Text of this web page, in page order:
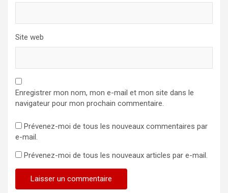
Site web
Enregistrer mon nom, mon e-mail et mon site dans le
navigateur pour mon prochain commentaire.
Prévenez-moi de tous les nouveaux commentaires par
e-mail.
Prévenez-moi de tous les nouveaux articles par e-mail.